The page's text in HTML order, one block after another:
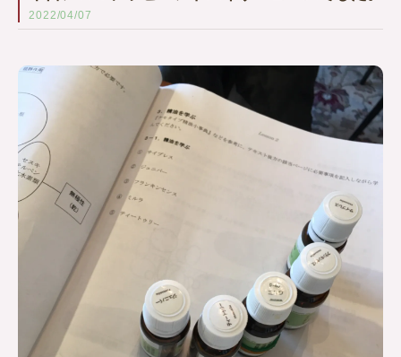
2022/04/07